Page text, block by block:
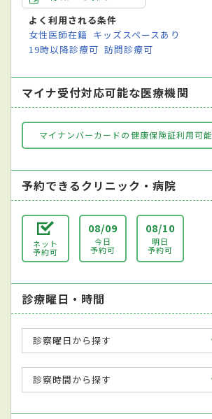
よく利用される条件
女性医師在籍 キッズスペースあり
19時以降診療可 訪問診療可
マイナ受付対応可能な医療機関
マイナンバーカードの健康保険証利用可能
予約できるクリニック・病院
ネット
予約可
08/09
今日
予約可
08/10
明日
予約可
診療曜日・時間
診察曜日から探す
診察時間から探す